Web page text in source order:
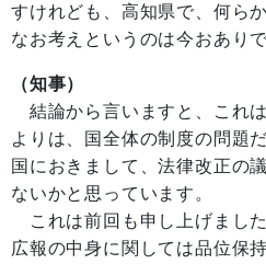
すけれども、高知県で、何ら
なお考えというのは今おあり
（知事）
結論から言いますと、これ
よりは、国全体の制度の問題
国におきまして、法律改正の
ないかと思っています。
これは前回も申し上げまし
広報の中身に関しては品位保